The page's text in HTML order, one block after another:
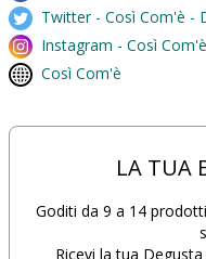
Twitter - Così Com'è -
Instagram - Così
Così Com'è
LA TUA
Goditi da 9 a 14
Ricevi la tua